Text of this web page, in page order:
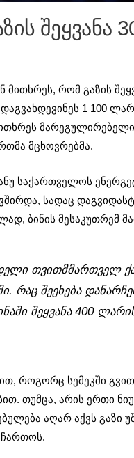
მითხრეს, რომ გაზის
1 100
მცხოვრებმა.
საქართველოს
სადაც
ბინის
თვითმმართველ
რაც შეეხება
შეყვანა 400
როგორც სემეკში
თუმცა, არის ერთი
აღარ აქვს